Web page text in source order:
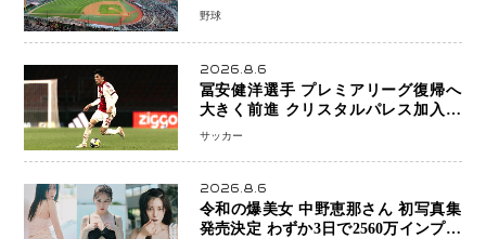
の限界」 日本発のドーム型施設時代
野球
2026.8.6
冨安健洋選手 プレミアリーグ復帰へ
大きく前進 クリスタルパレス加入目
前 メディカルチェックも通過
サッカー
2026.8.6
令和の爆美女 中野恵那さん 初写真集
発売決定 わずか3日で2560万インプレ